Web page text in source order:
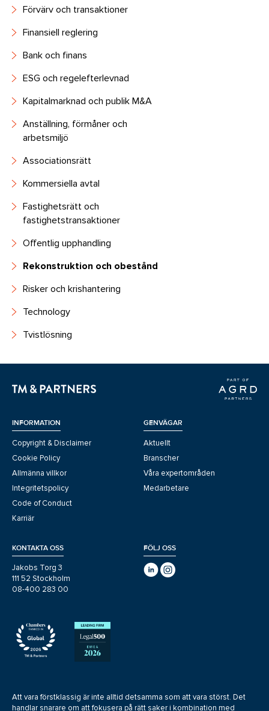
Förvärv och transaktioner
Finansiell reglering
Bank och finans
ESG och regelefterlevnad
Kapitalmarknad och publik M&A
Anställning, förmåner och
arbetsmiljö
Associationsrätt
Kommersiella avtal
Fastighetsrätt och
fastighetstransaktioner
Offentlig upphandling
Rekonstruktion och obestånd
Risker och krishantering
Technology
Tvistlösning
INFORMATION
Copyright & Disclaimer
Cookie Policy
Allmänna villkor
Integritetspolicy
Code of Conduct
Karriär
GENVÄGAR
Aktuellt
Branscher
Våra expertområden
Medarbetare
KONTAKTA OSS
Jakobs Torg 3
111 52 Stockholm
08-400 283 00
FÖLJ OSS
Att vara förstklassig är inte alltid detsamma som att vara störst. Det
handlar snarare om att fokusera på rätt saker i kombination med